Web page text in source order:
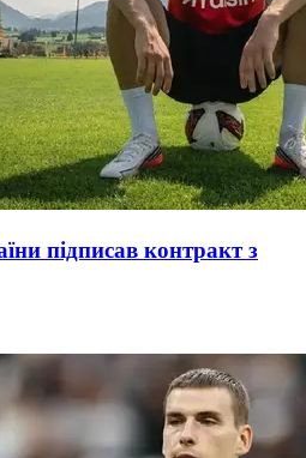
підписав контракт з